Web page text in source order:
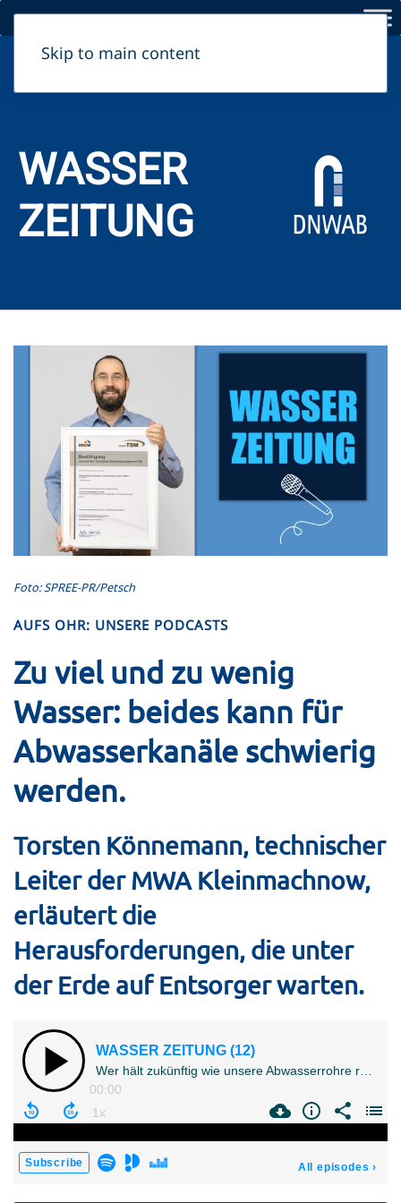
Skip to main content
Herausgeber:
WASSER
ZEITUNG
Foto: SPREE-PR/Petsch
AUFS OHR: UNSERE PODCASTS
Zu viel und zu wenig
Wasser: beides kann für
Abwasserkanäle schwierig
werden.
Torsten Könnemann, technischer
Leiter der MWA Kleinmachnow,
erläutert die
Herausforderungen, die unter
der Erde auf Entsorger warten.